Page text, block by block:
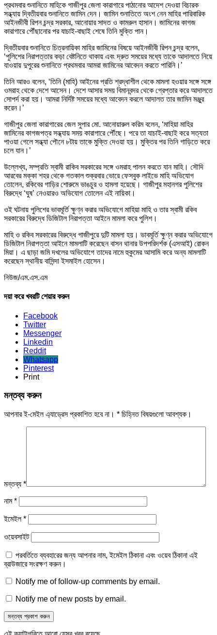
প্রথমবার শুনানিতে মাহিকে গাজীপুর জেলা কারাগারে পাঠানোর আদেশ দেওয়া বিচারক
সন্ধ্যায় দ্বিতীয়বার শুনানিতে জামিন দেন। জামিন শুনাতিতে অংশ নেন মাহির পারিবারিক
আইনজীবী রিপন চন্দ্র সরকার, আনোয়ার সাদত ও কামরুল হাসান। জামিনের কাগজ
কারাগারে পৌঁছানোর পর যাচাই-বাছাই শেষে তিনি মুক্তি পান।
দ্বিতীয়বার শুনানিতে চিত্রনায়িকা মাহির জামিনের বিষয়ে আইনজীবী রিপন চন্দ্র বলেন,
‘পুলিশের নিরাপত্তার কড়া বেষ্টনিতে থাকায় এবং দ্রুত সময়ের মধ্যে তাকে আদালতে নিয়ে
যাওয়ায় দুপুরের শুনানিতে প্রথমবার আমরা জামিনের আবেদন করতে পারিনি।’
তিনি আরও বলেন, ‘তিনি (মাহি) আইনের প্রতি শ্রদ্ধাশীল থেকে মামলা হওয়ার সঙ্গে সঙ্গে
ওমরাহ থেকে দেশে আসেন। দেশে আসার সময় বিমানবন্দর থেকে গ্রেপ্তার করে আদালতে
সোপর্দ করা হয়। আমরা নির্দিষ্ট সময়ের মধ্যে আবেদন করলে আদালত তার জামিন মঞ্জুর
করেন।’
গাজীপুর জেলা কারাগারের জেল সুপার মো. আনোয়ারুল করিম বলেন, ‘মাহিয়া মাহির
জামিনের কাগজপত্র সন্ধ্যায় সময় কারাগারে পৌঁছে। পরে তা যাচাই-বাছাই করে সত্যতা
পাওয়া গেলে সন্ধ্যা পৌনে ৮টায় তাকে মুক্তি দেওয়া হয়। মুক্তির পর তিনি গাড়িতে করে
চলে যান।’
উল্লেখ্য, সম্প্রতি স্বামী রাকিব সরকারের সঙ্গে ওমরাহ পালন করতে যান মাহি। সৌদি
আরবের মক্কা শহর থেকে গতকাল শুক্রবার ভোরে ফেসবুক লাইভে মাহি অভিযোগ
তোলেন, রকিবের গাড়ির শোরুমে ভাঙচুর ও হামলা হয়েছে। গাজীপুর মহানগর পুলিশের
বিরুদ্ধে ‘ঘুষ’ নেওয়ারও অভিযোগ তোলেন এই নায়িকা।
ওই ঘটনায় পুলিশের ভাবমূর্তি ক্ষুণ্ন করার অভিযোগে মাহিয়া মাহি ও তার স্বামী রকিব
সরকারের বিরুদ্ধে ডিজিটাল নিরাপত্তা আইনে মামলা করে পুলিশ।
মাহি ও রকিব সরকারের বিরুদ্ধে গাজীপুরে দুটি মামলা হয়। ভাবমূর্তি ক্ষুণ্ন করার অভিযোগে
ডিজিটাল নিরাপত্তা আইনে মামলাটি করেছেন বাসন থানার উপপরিদর্শক (এসআই) রোকন
মিয়া। এ ছাড়া জমি দখলের অভিযোগে তাদের নামে হুকুমের আসামি করে অন্য মামলাটি
করেছেন স্থানীয় বাসিন্দা ইসমাইল হোসেন।
নিউজ/এম.এস.এম
দয়া করে খবরটি শেয়ার করুন
Facebook
Twitter
Messenger
Linkedin
Reddit
Whatsapp
Pinterest
Print
মন্তব্য করুন
আপনার ই-মেইল এ্যাড্রেস প্রকাশিত হবে না। * চিহ্নিত বিষয়গুলো আবশ্যক।
মন্তব্য *
নাম*
ইমেইল*
ওয়েবসাইট
পরবর্তিতে ব্যবহারের জন্য আপনার নাম, ইমেইল ঠিকানা এবং ওয়েব ঠিকানা এই
ব্রাউজারে সংরক্ষণ করুন।
Notify me of follow-up comments by email.
Notify me of new posts by email.